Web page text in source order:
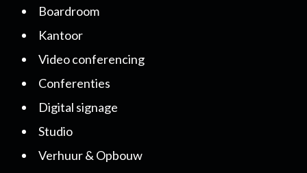
Boardroom
Kantoor
Video conferencing
Conferenties
Digital signage
Studio
Verhuur & Opbouw